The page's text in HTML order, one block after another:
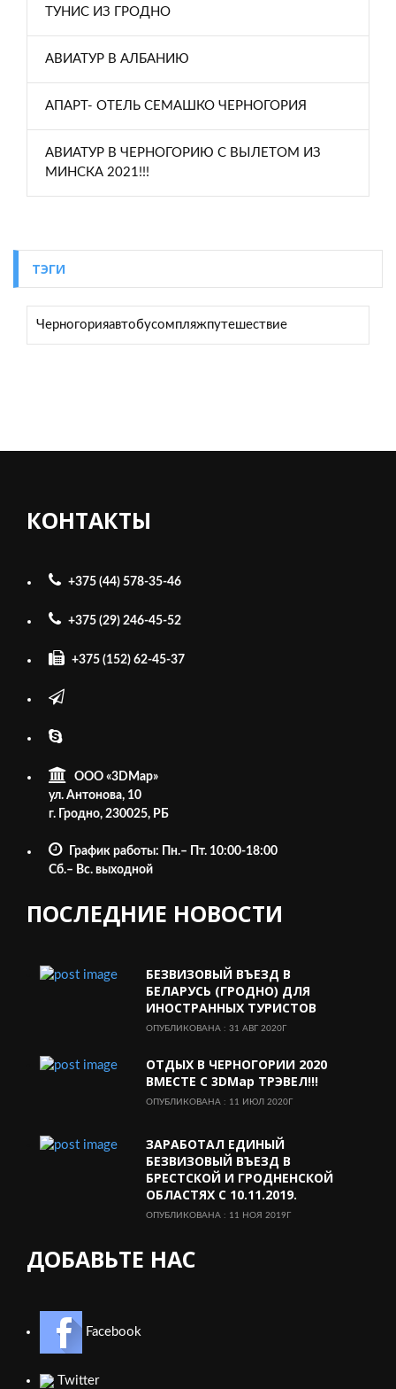
ТУНИС ИЗ ГРОДНО
АВИАТУР В АЛБАНИЮ
АПАРТ- ОТЕЛЬ СЕМАШКО ЧЕРНОГОРИЯ
АВИАТУР В ЧЕРНОГОРИЮ С ВЫЛЕТОМ ИЗ
МИНСКА 2021!!!
ТЭГИ
Черногорияавтобусомпляжпутешествие
КОНТАКТЫ
+375 (44) 578-35-46
+375 (29) 246-45-52
+375 (152) 62-45-37
ООО «3DMap»
ул. Антонова, 10
г. Гродно, 230025, РБ
График работы: Пн.– Пт. 10:00-18:00
Cб.– Вс. выходной
ПОСЛЕДНИЕ НОВОСТИ
БЕЗВИЗОВЫЙ ВЪЕЗД В
БЕЛАРУСЬ (ГРОДНО) ДЛЯ
ИНОСТРАННЫХ ТУРИСТОВ
ОПУБЛИКОВАНА : 31 АВГ 2020Г
ОТДЫХ В ЧЕРНОГОРИИ 2020
ВМЕСТЕ С 3DMap ТРЭВЕЛ!!!
ОПУБЛИКОВАНА : 11 ИЮЛ 2020Г
ЗАРАБОТАЛ ЕДИНЫЙ
БЕЗВИЗОВЫЙ ВЪЕЗД В
БРЕСТСКОЙ И ГРОДНЕНСКОЙ
ОБЛАСТЯХ С 10.11.2019.
ОПУБЛИКОВАНА : 11 НОЯ 2019Г
ДОБАВЬТЕ НАС
Facebook
Twitter